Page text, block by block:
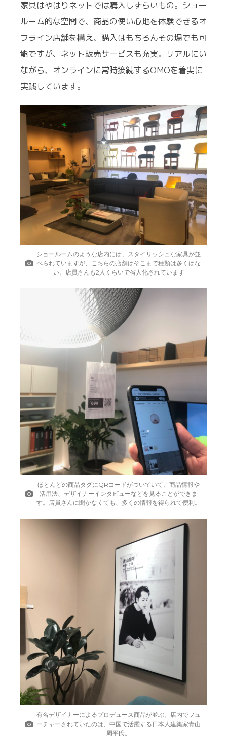
家具はやはりネットでは購入しずらいもの。ショー
ルーム的な空間で、商品の使い心地を体験できるオ
フライン店舗を構え、購入はもちろんその場でも可
能ですが、ネット販売サービスも充実。リアルにい
ながら、オンラインに常時接続するOMOを着実に
実践しています。
ショールームのような店内には、スタイリッシュな家具が並
べられていますが、こちらの店舗はそこまで種類は多くはな
い。店員さんも2人くらいで省人化されています
ほとんどの商品タグにQRコードがついていて、商品情報や
活用法、デザイナーインタビューなどを見ることができま
す。店員さんに聞かなくても、多くの情報を得られて便利。
有名デザイナーによるプロデュース商品が並ぶ。店内でフュ
ーチャーされていたのは、中国で活躍する日本人建築家青山
周平氏。